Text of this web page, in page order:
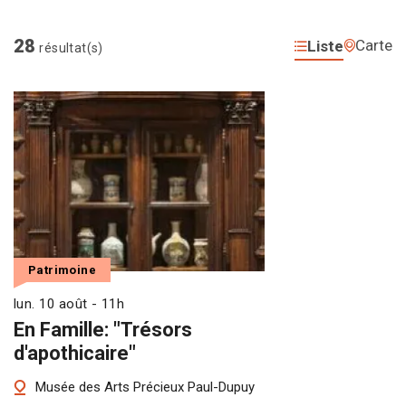
28 résultat(s) Liste Carte
En Famille: "Trésors
d'apothicaire"
Patrimoine
lun. 10 août - 11h
Musée des Arts Précieux Paul-Dupuy